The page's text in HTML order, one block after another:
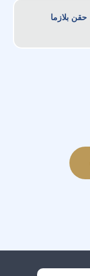
حقن بلازما